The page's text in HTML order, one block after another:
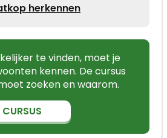
herkennen
te vinden, moet je
kennen. De cursus
zoeken en waarom.